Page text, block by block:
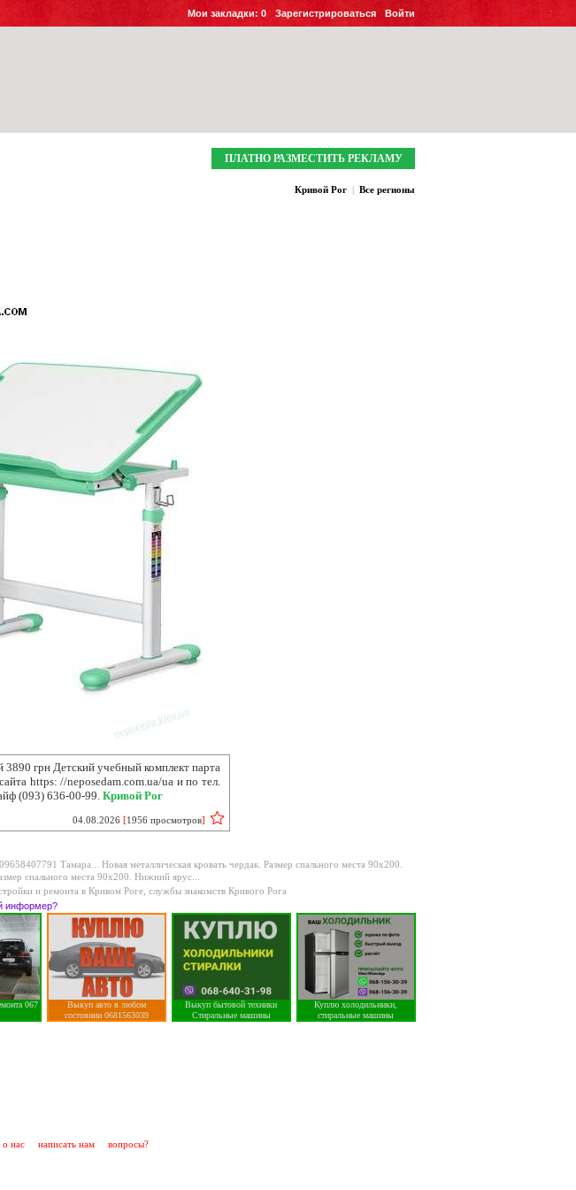
Войти
Зарегистрироваться
Мои закладки: 0
ПЛАТНО РАЗМЕСТИТЬ РЕКЛАМУ
Кривой Рог | Все регионы
3890 грн Детский учебный комплект парта
https: //neposedam.com.ua/ua и по тел.
(093) 636-00-99. Кривой Рог
04.08.2026 [1956 просмотров]
Тамара... Новая металлическая кровать чердак. Размер спального места 90х200.
спального места 90х200. Нижний ярус...
и ремонта в Кривом Роге, службы знакомств Кривого Рога
информер?
067
Выкуп авто в любом
состоянии 0681563039
Выкуп бытовой техники
Стиральные машины
Куплю холодильники,
стиральные машины
о нас написать нам вопросы?